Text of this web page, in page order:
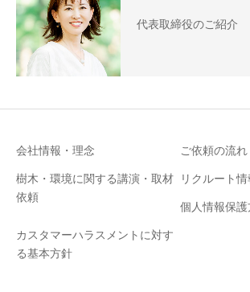
代表取締役のご紹介
会社情報・理念 ご依頼の流れ
樹木・環境に関する講演・取材
依頼
リクルート情
個人情報保護
カスタマーハラスメントに対す
る基本方針